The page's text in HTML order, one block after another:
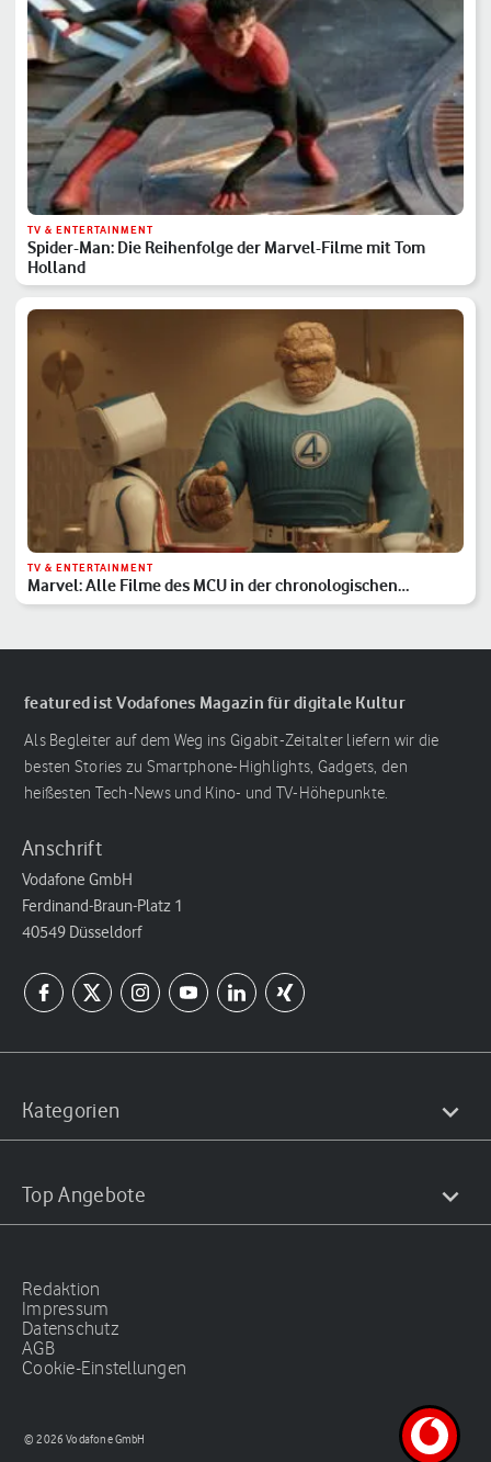
TV & ENTERTAINMENT
Spider-Man: Die Reihenfolge der Marvel-Filme mit Tom
Holland
TV & ENTERTAINMENT
Marvel: Alle Filme des MCU in der chronologischen
Reihenfolge
featured ist Vodafones Magazin für digitale Kultur
Als Begleiter auf dem Weg ins Gigabit-Zeitalter liefern wir die
besten Stories zu Smartphone-Highlights, Gadgets, den
heißesten Tech-News und Kino- und TV-Höhepunkte.
Anschrift
Vodafone GmbH
Ferdinand-Braun-Platz 1
40549 Düsseldorf
Kategorien
Top Angebote
Redaktion
Impressum
Datenschutz
AGB
Cookie-Einstellungen
© 2026 Vodafone GmbH